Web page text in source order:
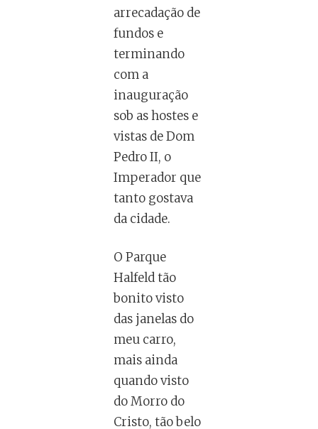
arrecadação de
fundos e
terminando
com a
inauguração
sob as hostes e
vistas de Dom
Pedro II, o
Imperador que
tanto gostava
da cidade.
O Parque
Halfeld tão
bonito visto
das janelas do
meu carro,
mais ainda
quando visto
do Morro do
Cristo, tão belo